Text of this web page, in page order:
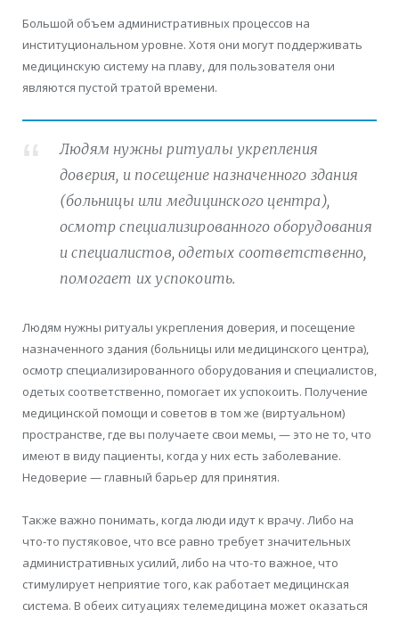
Большой объем административных процессов на
институциональном уровне. Хотя они могут поддерживать
медицинскую систему на плаву, для пользователя они
являются пустой тратой времени.
Людям нужны ритуалы укрепления
доверия, и посещение назначенного здания
(больницы или медицинского центра),
осмотр специализированного оборудования
и специалистов, одетых соответственно,
помогает их успокоить.
Людям нужны ритуалы укрепления доверия, и посещение
назначенного здания (больницы или медицинского центра),
осмотр специализированного оборудования и специалистов,
одетых соответственно, помогает их успокоить. Получение
медицинской помощи и советов в том же (виртуальном)
пространстве, где вы получаете свои мемы, — это не то, что
имеют в виду пациенты, когда у них есть заболевание.
Недоверие — главный барьер для принятия.
Также важно понимать, когда люди идут к врачу. Либо на
что-то пустяковое, что все равно требует значительных
административных усилий, либо на что-то важное, что
стимулирует неприятие того, как работает медицинская
система. В обеих ситуациях телемедицина может оказаться